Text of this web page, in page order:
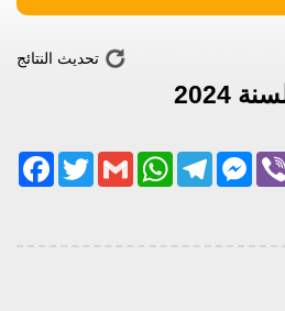
2024
تحديث النتائج
TwitterGmail
WhatsAppTelegram
Messenger